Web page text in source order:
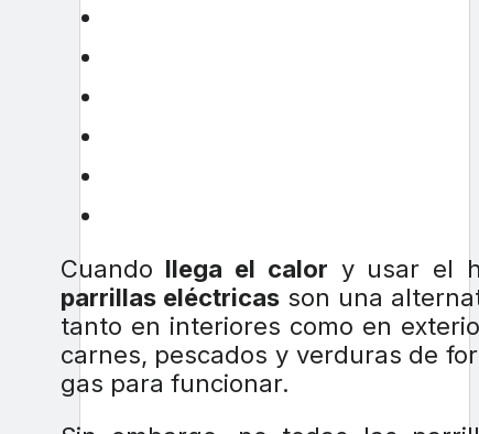
Cuando llega el calor y usar el
parrillas eléctricasson una
tanto en interiores como en
carnes, pescados y verduras de
gas para funcionar.